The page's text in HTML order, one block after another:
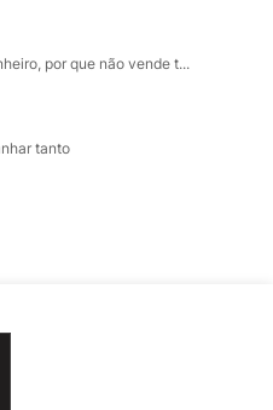
por que não vende t...
tanto